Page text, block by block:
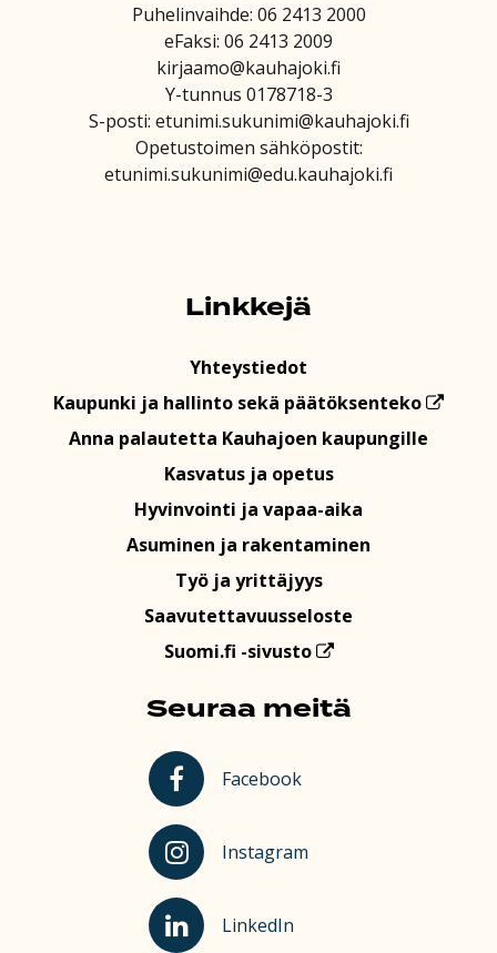
Puhelinvaihde: 06 2413 2000
eFaksi: 06 2413 2009
kirjaamo@kauhajoki.fi
Y-tunnus 0178718-3
S-posti: etunimi.sukunimi@kauhajoki.fi
Opetustoimen sähköpostit:
etunimi.sukunimi@edu.kauhajoki.fi
Linkkejä
Yhteystiedot
Kaupunki ja hallinto sekä päätöksenteko
Anna palautetta Kauhajoen kaupungille
Kasvatus ja opetus
Hyvinvointi ja vapaa-aika
Asuminen ja rakentaminen
Työ ja yrittäjyys
Saavutettavuusseloste
Suomi.fi -sivusto
Seuraa meitä
Kauhajoki Facebookissa
Facebook
Kauhajoki Instagramissa
Instagram
Kauhajoki LinkedInissä
LinkedIn